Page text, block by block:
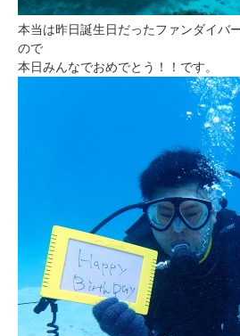
本当は昨日誕生日だったファンダイバ
ので
本日みんなでおめでとう！！です。